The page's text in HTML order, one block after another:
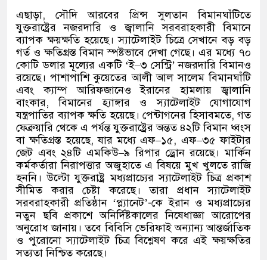
এছাড়া, সৌদি আরবের প্রিন্স সুলতান বিমানঘাঁটিতে
যুক্তরাষ্ট্রের নজরদারি ও জ্বালানি সরবরাহকারী বিমানে
ব্যাপক ক্ষয়ক্ষতি হয়েছে। স্যাটেলাইট চিত্রে সেখানে বড় বড়
গর্ত ও ক্ষতিগ্রস্ত বিমান স্পষ্টভাবে দেখা গেছে। এর মধ্যে ৭০
কোটি ডলার মূল্যের একটি‘ই–৩ সেন্ট্রি’নজরদারি বিমানও
রয়েছে। পাশাপাশি কুয়েতের আলী আল সালেম বিমানঘাঁটি
এবং ক্যাম্প আরিফজানেও ইরানের হামলায় জ্বালানি
বাংকার,বিমানের হ্যাঙ্গার ও স্যাটেলাইট যোগাযোগ
যন্ত্রপাতির ব্যাপক ক্ষতি হয়েছে। পেন্টাগনের হিসাবমতে, গত
ফেব্রুয়ারি থেকে এ পর্যন্ত যুক্তরাষ্ট্রের অন্তত ৪২টি বিমান ধ্বংস
বা ক্ষতিগ্রস্ত হয়েছে,যার মধ্যে এফ–১৫, এফ–৩৫ ফাইটার
জেট এবং ২৪টি এমকিউ–৯ রিপার ড্রোন রয়েছে। মার্কিন
কর্মকর্তারা নিরাপত্তার অজুহাতে এ বিষয়ে মুখ খুলতে রাজি
হননি। উল্টো যুক্তরাষ্ট্র মধ্যপ্রাচ্যের স্যাটেলাইট চিত্র প্রকাশ
সীমিত করার চেষ্টা করেছে। তারা প্রধান স্যাটেলাইট
সরবরাহকারী প্রতিষ্ঠান ‘প্ল্যানেট’-কে ইরান ও মধ্যপ্রাচ্যের
নতুন ছবি প্রকাশে অনির্দিষ্টকালের নিষেধাজ্ঞা আরোপের
অনুরোধ জানায়। তবে বিবিসি ভেরিফাই অন্যান্য আন্তর্জাতিক
ও পুরোনো স্যাটেলাইট চিত্র বিশ্লেষণ করে এই ক্ষয়ক্ষতির
সত্যতা নিশ্চিত করেছে।